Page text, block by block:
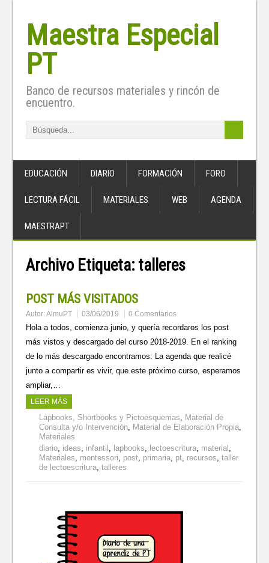
Maestra Especial
PT
Banco de recursos materiales y rincón de
encuentro.
EDUCACIÓN DIARIO FORMACIÓN FORO
LECTURA FÁCIL MATERIALES WEB AGENDA
MAESTRAPT
Archivo Etiqueta: talleres
POST MÁS VISITADOS
Autor:AlmuPT 03/06/2019 0 Comentarios
Hola a todos, comienza junio, y quería recordaros los post
más vistos y descargado del curso 2018-2019. En el ranking
de lo más descargado encontramos: La agenda que realicé
junto a compartir es vivir, que este próximo curso, esperamos
ampliar,…
LEER MÁS
Lapbooks, Shortbooks y Pictoesquemas, Material de
Consulta y/o Intervención, Material de Elaboración Propia,
Materiales
diario, ideas, infantil , lapbooks, lectoescritura, material ,
Materiales, montessori, post, primaria, pt, recursos, taller
de lectoescritura, talleres